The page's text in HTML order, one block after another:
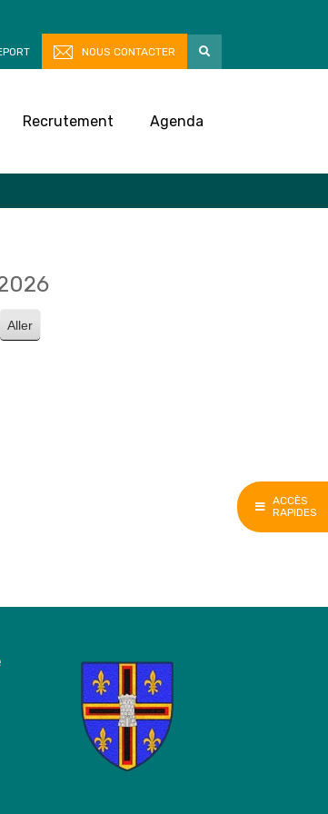
ACCÈS
RAPIDES
NOUS CONTACTER
Recrutement Agenda